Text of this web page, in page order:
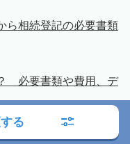
相続登記の必要書類
必要書類や費用、デ
報酬、必要書類の取
る